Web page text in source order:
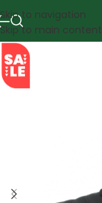
Skip to navigation
Skip to main content
SALE